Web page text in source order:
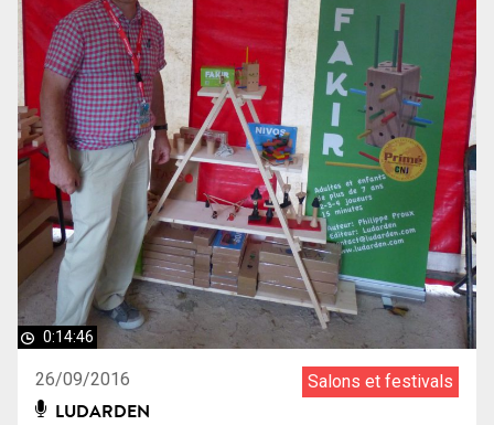
0:14:46
26/09/2016 Salons et festivals
LUDARDEN